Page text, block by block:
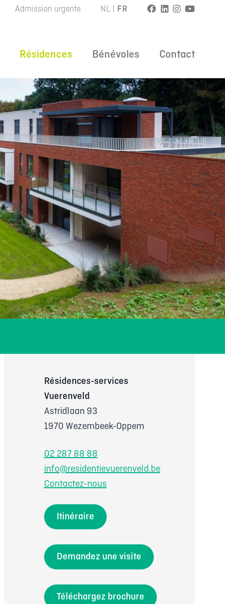
Admission urgente NL FR
Résidences Bénévoles Contact
Résidences-services
Vuerenveld
Astridlaan 93
1970 Wezembeek-Oppem
02 287 88 88
info@residentievuerenveld.be
Contactez-nous
Itinéraire
Demandez une visite
Téléchargez brochure